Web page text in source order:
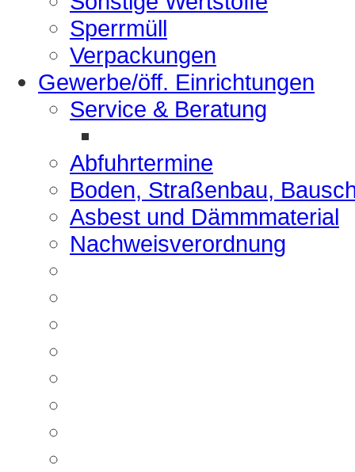
Sperrmüll
Verpackungen
Gewerbe/öff. Einrichtungen
Service & Beratung
Abfuhrtermine
Boden, Straßenbau,
Asbest und Dämmmaterial
Nachweisverordnung